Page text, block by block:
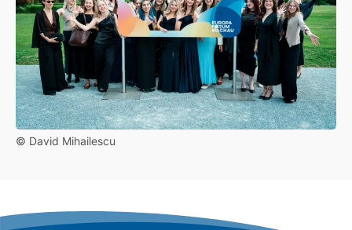
© David Mihailescu